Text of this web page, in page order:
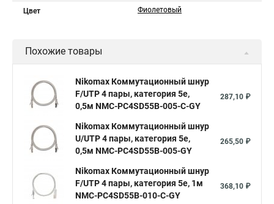
Цвет Фиолетовый
Похожие товары
Nikomax Коммутационный шнур
F/UTP 4 пары, категория 5е,
0,5м NMC-PC4SD55B-005-C-GY
287,10 ₽
Nikomax Коммутационный шнур
U/UTP 4 пары, категория 5е,
0,5м NMC-PC4SD55B-005-GY
265,50 ₽
Nikomax Коммутационный шнур
F/UTP 4 пары, категория 5е, 1м
NMC-PC4SD55B-010-C-GY
368,10 ₽